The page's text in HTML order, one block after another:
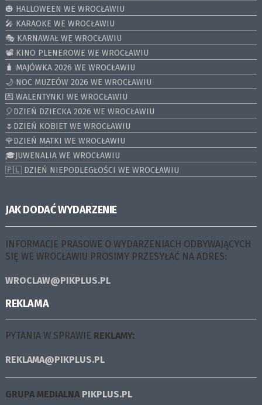
🎃 HALLOWEEN WE WROCŁAWIU
🎤 KARAOKE WE WROCŁAWIU
🎭 KARNAWAŁ WE WROCŁAWIU
📽️ KINO PLENEROWE WE WROCŁAWIU
🧳 MAJÓWKA 2026 WE WROCŁAWIU
🌙 NOC MUZEÓW 2026 WE WROCŁAWIU
💌 WALENTYNKI WE WROCŁAWIU
🎈DZIEŃ DZIECKA 2026 WE WROCŁAWIU
🌷DZIEŃ KOBIET WE WROCŁAWIU
🌹DZIEŃ MATKI WE WROCŁAWIU
🎓JUWENALIA WE WROCŁAWIU
🇵🇱 DZIEŃ NIEPODLEGŁOŚCI WE WROCŁAWIU
JAK DODAĆ WYDARZENIE
INFORMACJE PRASOWE O WYDARZENIACH ODBYWAJĄCYCH
SIĘ WE WROCŁAWIU PROSIMY PRZESYŁAĆ NA ADRES:
WROCLAW@PIKPLUS.PL
REKLAMA
PYTANIA W SPRAWIE REKLAMY:
REKLAMA@PIKPLUS.PL
GRUPA MEDIALNA PIKPLUS.PL